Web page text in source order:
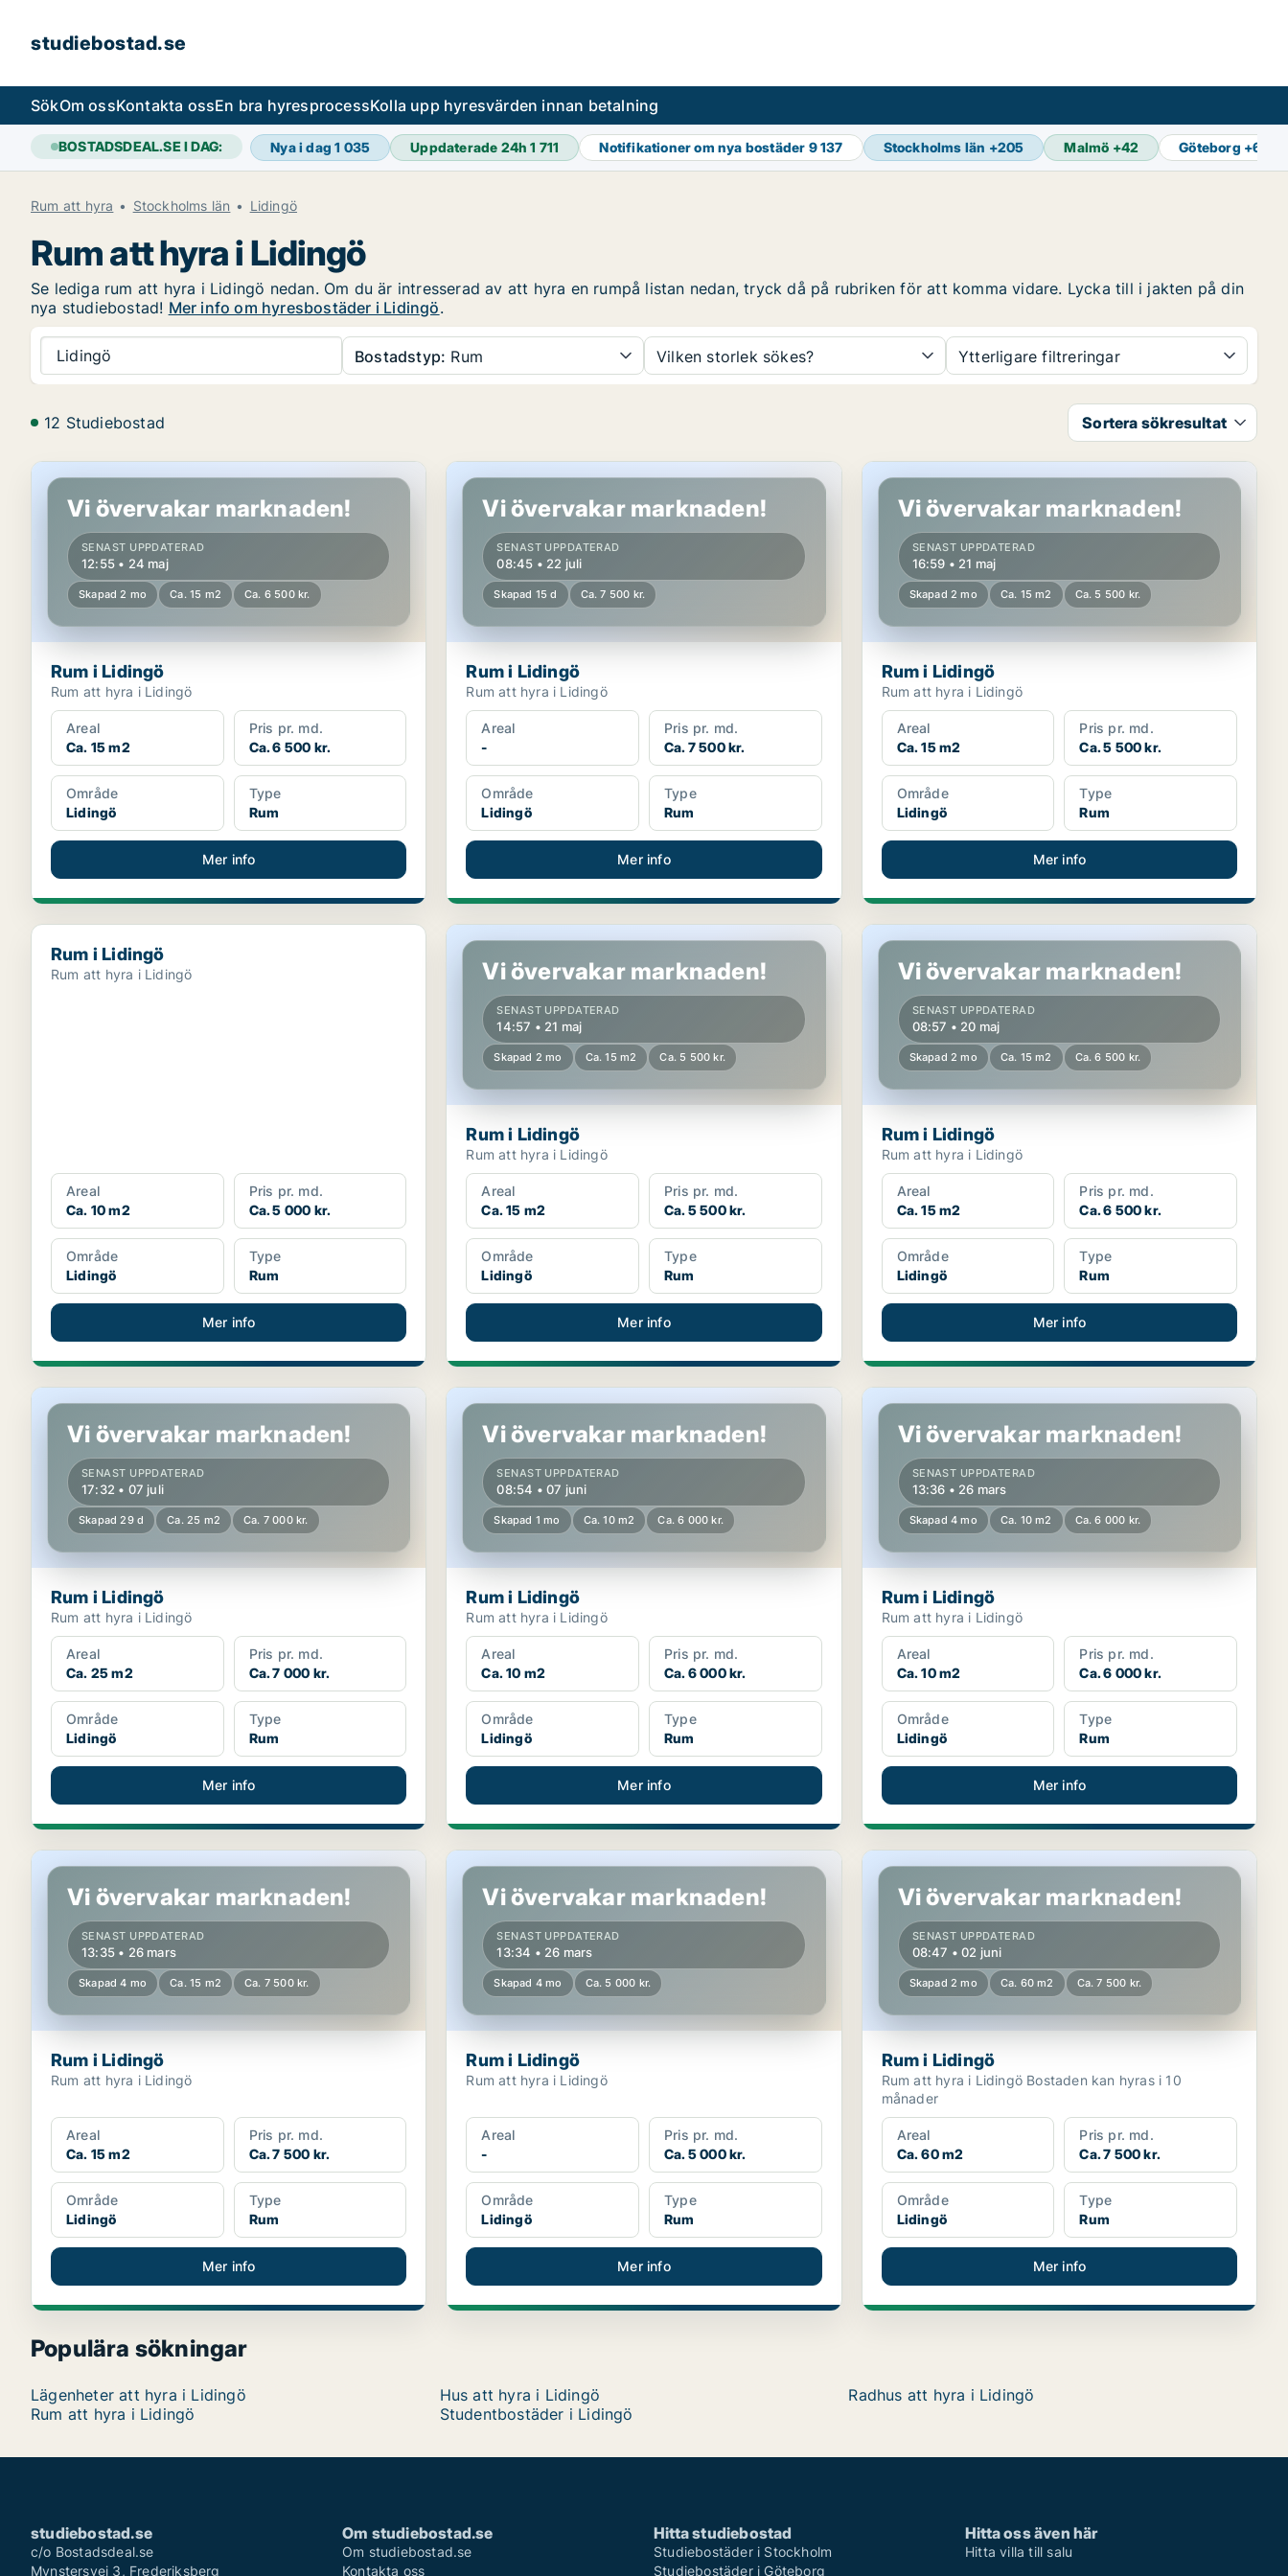
studiebostad.se
SökOm ossKontakta ossEn bra hyresprocessKolla upp hyresvärden innan betalning
BOSTADSDEAL.SE I DAG: Nya i dag1 035 Uppdaterade 24h1 711 Notifikationer om nya bostäder 9 137 Stockholms län +205 Malmö +42 Göteborg +65
Rum att hyra Stockholms län Lidingö
Rum att hyra i Lidingö
Se lediga rum att hyra i Lidingö nedan. Om du är intresserad av att hyra en rumpå listan nedan, tryck då på rubriken för att komma vidare. Lycka till i jakten på din
nya studiebostad! Mer info om hyresbostäder i Lidingö.
Lidingö Bostadstyp: Rum Vilken storlek sökes? Ytterligare filtreringar
12 Studiebostad Sortera sökresultat
Rum i Lidingö
Vi övervakar marknaden!
SENAST UPPDATERAD
12:55 • 24 maj
Skapad 2 mo Ca. 15 m2 Ca. 6 500 kr.
Rum i Lidingö
Rum att hyra i Lidingö
Areal
Ca. 15 m2
Pris pr. md.
Ca. 6 500 kr.
Område
Lidingö
Type
Rum
Mer info
Rum i Lidingö
Vi övervakar marknaden!
SENAST UPPDATERAD
08:45 • 22 juli
Skapad 15 d Ca. 7 500 kr.
Rum i Lidingö
Rum att hyra i Lidingö
Areal
-
Pris pr. md.
Ca. 7 500 kr.
Område
Lidingö
Type
Rum
Mer info
Rum i Lidingö
Vi övervakar marknaden!
SENAST UPPDATERAD
16:59 • 21 maj
Skapad 2 mo Ca. 15 m2 Ca. 5 500 kr.
Rum i Lidingö
Rum att hyra i Lidingö
Areal
Ca. 15 m2
Pris pr. md.
Ca. 5 500 kr.
Område
Lidingö
Type
Rum
Mer info
Rum i Lidingö
Rum i Lidingö
Rum att hyra i Lidingö
Areal
Ca. 10 m2
Pris pr. md.
Ca. 5 000 kr.
Område
Lidingö
Type
Rum
Mer info
Rum i Lidingö
Vi övervakar marknaden!
SENAST UPPDATERAD
14:57 • 21 maj
Skapad 2 mo Ca. 15 m2 Ca. 5 500 kr.
Rum i Lidingö
Rum att hyra i Lidingö
Areal
Ca. 15 m2
Pris pr. md.
Ca. 5 500 kr.
Område
Lidingö
Type
Rum
Mer info
Rum i Lidingö
Vi övervakar marknaden!
SENAST UPPDATERAD
08:57 • 20 maj
Skapad 2 mo Ca. 15 m2 Ca. 6 500 kr.
Rum i Lidingö
Rum att hyra i Lidingö
Areal
Ca. 15 m2
Pris pr. md.
Ca. 6 500 kr.
Område
Lidingö
Type
Rum
Mer info
Rum i Lidingö
Vi övervakar marknaden!
SENAST UPPDATERAD
17:32 • 07 juli
Skapad 29 d Ca. 25 m2 Ca. 7 000 kr.
Rum i Lidingö
Rum att hyra i Lidingö
Areal
Ca. 25 m2
Pris pr. md.
Ca. 7 000 kr.
Område
Lidingö
Type
Rum
Mer info
Rum i Lidingö
Vi övervakar marknaden!
SENAST UPPDATERAD
08:54 • 07 juni
Skapad 1 mo Ca. 10 m2 Ca. 6 000 kr.
Rum i Lidingö
Rum att hyra i Lidingö
Areal
Ca. 10 m2
Pris pr. md.
Ca. 6 000 kr.
Område
Lidingö
Type
Rum
Mer info
Rum i Lidingö
Vi övervakar marknaden!
SENAST UPPDATERAD
13:36 • 26 mars
Skapad 4 mo Ca. 10 m2 Ca. 6 000 kr.
Rum i Lidingö
Rum att hyra i Lidingö
Areal
Ca. 10 m2
Pris pr. md.
Ca. 6 000 kr.
Område
Lidingö
Type
Rum
Mer info
Rum i Lidingö
Vi övervakar marknaden!
SENAST UPPDATERAD
13:35 • 26 mars
Skapad 4 mo Ca. 15 m2 Ca. 7 500 kr.
Rum i Lidingö
Rum att hyra i Lidingö
Areal
Ca. 15 m2
Pris pr. md.
Ca. 7 500 kr.
Område
Lidingö
Type
Rum
Mer info
Rum i Lidingö
Vi övervakar marknaden!
SENAST UPPDATERAD
13:34 • 26 mars
Skapad 4 mo Ca. 5 000 kr.
Rum i Lidingö
Rum att hyra i Lidingö
Areal
-
Pris pr. md.
Ca. 5 000 kr.
Område
Lidingö
Type
Rum
Mer info
Rum i Lidingö
Vi övervakar marknaden!
SENAST UPPDATERAD
08:47 • 02 juni
Skapad 2 mo Ca. 60 m2 Ca. 7 500 kr.
Rum i Lidingö
Rum att hyra i Lidingö Bostaden kan hyras i 10
månader
Areal
Ca. 60 m2
Pris pr. md.
Ca. 7 500 kr.
Område
Lidingö
Type
Rum
Mer info
Populära sökningar
Lägenheter att hyra i Lidingö Hus att hyra i Lidingö
Radhus att hyra i Lidingö
Rum att hyra i Lidingö
Studentbostäder i Lidingö
studiebostad.se
c/o Bostadsdeal.se
Mynstersvej 3, Frederiksberg
Om studiebostad.se
Om studiebostad.se
Kontakta oss
Hitta studiebostad
Studiebostäder i Stockholm
Studiebostäder i Göteborg
Hitta oss även här
Hitta villa till salu